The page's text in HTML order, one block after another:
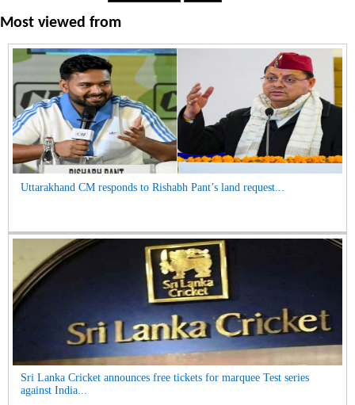
Most viewed from
Uttarakhand CM responds to Rishabh Pant’s land request...
Sri Lanka Cricket announces free tickets for marquee Test series
against India...